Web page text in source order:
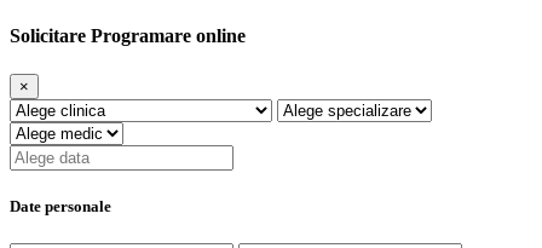
Solicitare Programare online
×
Date personale